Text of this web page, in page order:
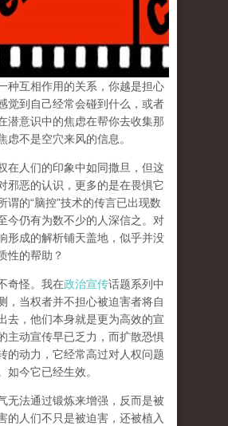
种互相作用的关系，你越是担心
觉到自己经常会碰到什么，或者
潜意识中的焦虑在帮你去收集那
虑不是空穴来风的信息。
在人们的印象中如同撒旦，但这
邪恶的认识，更多的是在畏惧它
谓的“脑控”技术的传言已出现数
今仍有为数不少的人深信之。对
形成的解析铺天盖地，似乎并没
性的帮助？
奇怪。我在政治宣传话题系列中
，当权者并不担心被迫害者将自
去，他们本身就是更为高效的宣
主动宣传早已乏力，而扩散恐惧
的动力，它经常高过对人权问题
如今它已经生效。
无法通过锻炼来增强，反而是被
的人们不只是被迫害，还被植入